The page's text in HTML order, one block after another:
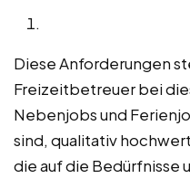
Diese Anforderungen
Freizeitbetreuer bei
Nebenjobs und
sind, qualitativ
die auf die Bedürfnisse